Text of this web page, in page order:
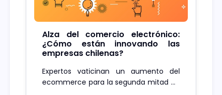
Alza del comercio electrónico:
¿Cómo están innovando las
empresas chilenas?
Expertos vaticinan un aumento del
ecommerce para la segunda mitad de